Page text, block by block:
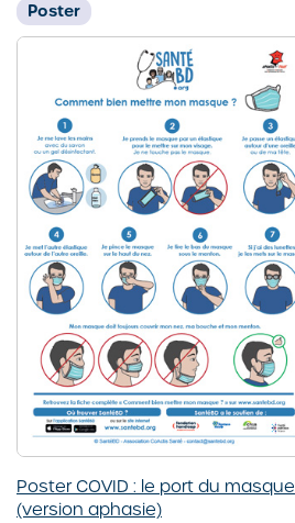
Poster
Poster COVID : le port du masque
(version aphasie)